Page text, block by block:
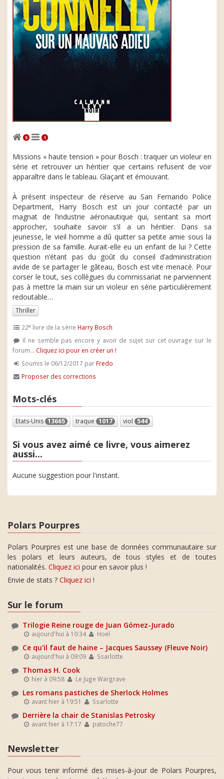
5 1
Missions « haute tension » pour Bosch : traquer un violeur en
série et retrouver un héritier que certains refusent de voir
apparaître dans le tableau. Glaçant et émouvant.
À présent inspecteur de réserve au San Fernando Police
Department, Harry Bosch est un jour contacté par un
magnat de l’industrie aéronautique qui, sentant sa mort
approcher, souhaite savoir s’il a un héritier. Dans sa
jeunesse, le vieil homme a dû quitter sa petite amie sous la
pression de sa famille. Aurait-elle eu un enfant de lui ? Cette
question n’étant pas du goût du conseil d’administration
avide de se partager le gâteau, Bosch est vite menacé. Pour
corser le tout, ses collègues du commissariat ne parviennent
pas à mettre la main sur un violeur en série particulièrement
redoutable…
Thriller
22e livre de la série Harry Bosch
Il ne semble pas encore y avoir de sujet sur cet ouvrage sur le
forum... Cliquez ici pour en créer un !
Soumis le 06/12/2017 par Fredo
Proposer des corrections
Mots-clés
Etats-Unis 13665 traque 1017 viol 544
Si vous avez aimé ce livre, vous aimerez
aussi...
Aucune suggestion pour l'instant.
Polars Pourpres
Polars Pourpres est une base de données communautaire sur
les polars et leurs auteurs, de tous styles et de toutes
nationalités. Cliquez ici pour en savoir plus !
Envie de stats ? Cliquez ici !
Sur le forum
Trilogie Reine rouge de Juan Gómez-Jurado
aujourd'hui à 10:34 Hoel
Ce qu'il faut de haine – Jacques Saussey (Fleuve Noir)
aujourd'hui à 09:09 Ssarlotte
Thomas H. Cook
hier à 09:58 Le Juge Wargrave
Les romans pastiches de Sherlock Holmes
avant hier à 19:51 Ssarlotte
Derrière la chair de Stanislas Petrosky
avant hier à 17:17 patoche77
Newsletter
Pour vous tenir informé des mises-à-jour de Polars Pourpres,